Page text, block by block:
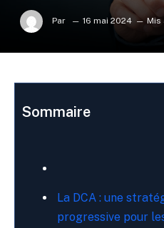
Par 16 mai 2024 Mis
Sommaire
La DCA : une
progressive pour